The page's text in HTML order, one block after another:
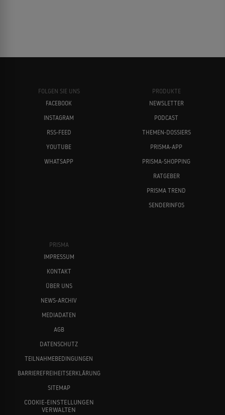
FOLGEN SIE UNS
FACEBOOK
INSTAGRAM
RSS-FEED
YOUTUBE
WHATSAPP
PRODUKTE
NEWSLETTER
PODCAST
THEMEN-DOSSIERS
PRISMA-APP
PRISMA-SHOPPING
RATGEBER
PRISMA TREND
SENDERINFOS
PRISMA
IMPRESSUM
KONTAKT
ÜBER UNS
NEWS-ARCHIV
MEDIADATEN
AGB
DATENSCHUTZ
TEILNAHMEBEDINGUNGEN
BARRIEREFREIHEITSERKLÄRUNG
SITEMAP
COOKIE-EINSTELLUNGEN
VERWALTEN